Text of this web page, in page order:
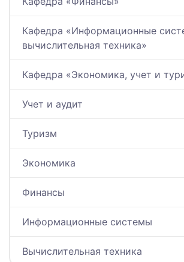
Кафедра «Информационные
вычислительная техника»
Кафедра «Экономика, учет и
Учет и аудит
Туризм
Экономика
Финансы
Информационные системы
Вычислительная техника